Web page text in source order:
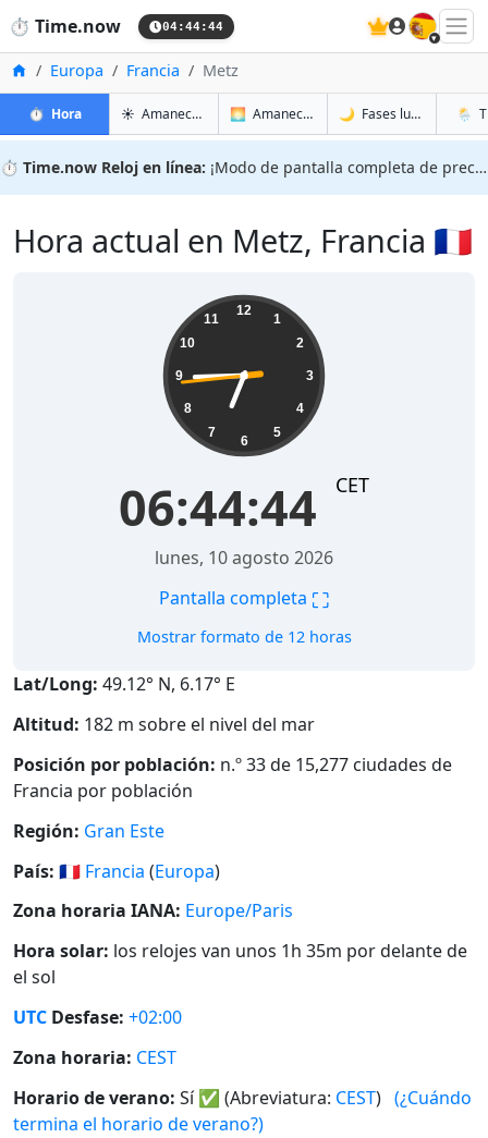
⏱️ Time.now 04:44:45 🇪🇸
InicioEuropa Francia Metz
⏱️ Horaen Metz
☀️ Amanecer y atardecer en Metz
🌅 Amanecer y atardecer mañana en
🌙 Fases lunares en🌦️
⏱️ Time.now Reloj en línea: ¡Modo de pantalla completa de precisión!
Hora actual en Metz, Francia 🇫🇷
12
1
2
3
4
5
6
7
8
9
10
11
06:44:45 CET
lunes, 10 agosto 2026
Pantalla completa ⛶
Mostrar formato de 12 horas
Lat/Long: 49.12° N, 6.17° E
Altitud: 182 m sobre el nivel del mar
Posición por población: n.º 33 de 15,277 ciudades de
Francia por población
Región: Gran Este
País: 🇫🇷 Francia (Europa)
Zona horaria IANA: Europe/Paris
Hora solar: los relojes van unos 1h 35m por delante de
el sol
UTC Desfase: +02:00
Zona horaria: CEST
Horario de verano: Sí✅ (Abreviatura: CEST) (¿Cuándo
termina el horario de verano?)